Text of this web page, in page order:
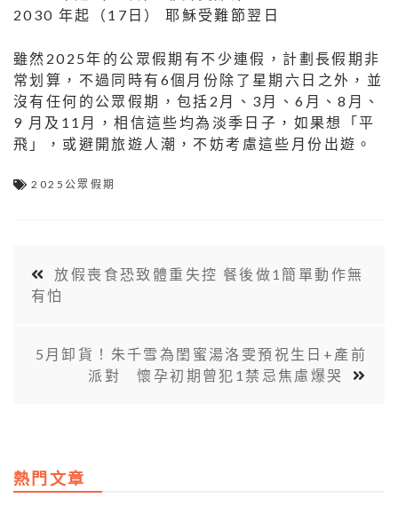
2030 年起（17日） 耶穌受難節翌日
雖然2025年的公眾假期有不少連假，計劃長假期非
常划算，不過同時有6個月份除了星期六日之外，並
沒有任何的公眾假期，包括2月、3月、6月、8月、
9 月及11月，相信這些均為淡季日子，如果想「平
飛」，或避開旅遊人潮，不妨考慮這些月份出遊。
2025公眾假期
放假喪食恐致體重失控 餐後做1簡單動作無
有怕
5月卸貨！朱千雪為閨蜜湯洛雯預祝生日+產前
派對 懷孕初期曾犯1禁忌焦慮爆哭
熱門文章